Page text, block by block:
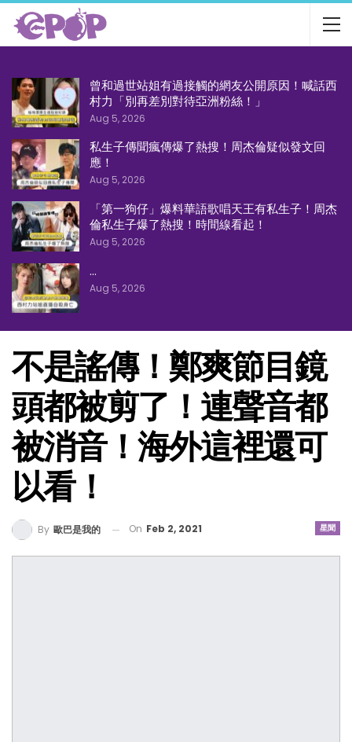
曾和過世站姐有過接觸的網友公開原因！喊話西
村力「別再差別對待亞洲粉絲！」
Aug 5, 2026
私生子傳聞瘋傳爆了熱搜！周杰倫疑似發文回
應！
Aug 5, 2026
「第一狗仔」爆料華語歌唱天王有私生子！周杰
倫私生子爆了熱搜！時間線看起！
Aug 5, 2026
…
Aug 5, 2026
不是謠傳！鄭爽節目鏡
頭都被剪了！連聲音都
被消音！海外這裡還可
以看！
星聞
By 歐巴是我的 On Feb 2, 2021